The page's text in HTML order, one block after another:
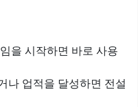
을 시작하면 바로 사용
나 업적을 달성하면 전설